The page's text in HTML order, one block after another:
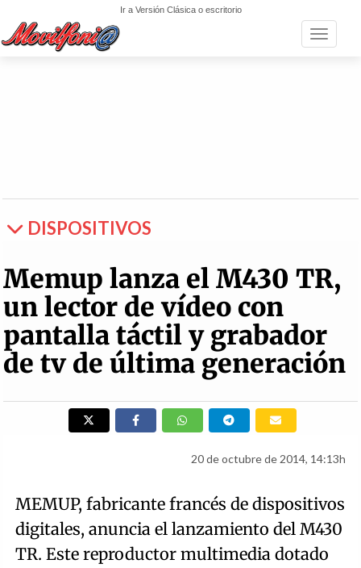
Ir a Versión Clásica o escritorio
Toggle
DISPOSITIVOS
Memup lanza el M430 TR,
un lector de vídeo con
pantalla táctil y grabador
de tv de última generación
20 de octubre de 2014, 14:13h
MEMUP, fabricante francés de dispositivos
digitales, anuncia el lanzamiento del M430
TR. Este reproductor multimedia dotado